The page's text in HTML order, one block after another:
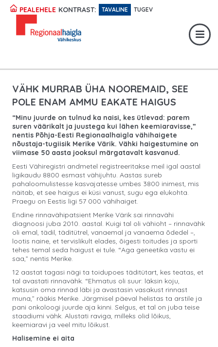
PEALEHELE KONTRAST: TAVALINE TUGEV
617 1049
Erakorraline abi:
VÄHK MURRAB ÜHA NOOREMAID, SEE
POLE ENAM AMMU EAKATE HAIGUS
“Minu juurde on tulnud ka naisi, kes ütlevad: parem
suren väärikalt ja juustega kui lähen keemiaravisse,”
nentis Põhja-Eesti Regionaalhaigla vähihaigete
nõustaja-tugiisik Merike Värik. Vähki haigestumine on
viimase 50 aasta jooksul märgatavalt kasvanud.
Eesti Vähiregistri andmetel registreeritakse meil igal aastal
ligikaudu 8800 esmast vähijuhtu. Aastas sureb
pahaloomulistesse kasvajatesse umbes 3800 inimest, mis
näitab, et see haigus ei küsi vanust, sugu ega elukohta.
Praegu on Eestis ligi 57 000 vähihaiget.
Endine rinnavähipatsient Merike Värik sai rinnavähi
diagnoosi juba 2010. aastal. Kuigi tal oli vähioht – rinnavähk
oli emal, tädil, täditütrel, vanaemal ja vanaema õdedel –,
lootis naine, et tervislikult elades, õigesti toitudes ja sporti
tehes temal seda haigust ei tule. “Aga geneetika vastu ei
saa,” nentis Merike.
12 aastat tagasi nägi ta toidupoes täditütart, kes teatas, et
tal avastati rinnavähk. “Ehmatus oli suur: läksin koju,
katsusin oma rinnad läbi ja avastasin vasakust rinnast
muna,” rääkis Merike. Järgmisel päeval helistas ta arstile ja
pani onkoloogi juurde aja kinni. Selgus, et tal on juba teise
staadiumi vähk. Alustati raviga, milleks olid lõikus,
keemiaravi ja veel mitu lõikust.
Halisemine ei aita